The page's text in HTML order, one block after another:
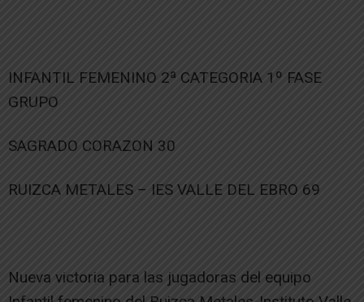
INFANTIL FEMENINO 2ª CATEGORIA 1º FASE
GRUPO
SAGRADO CORAZON 30
RUIZCA METALES – IES VALLE DEL EBRO 69
Nueva victoria para las jugadoras del equipo